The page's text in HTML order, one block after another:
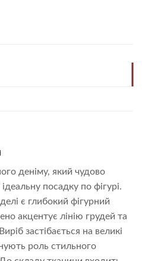
деніму, який чудово
посадку по фігурі.
є глибокий фігурний
акцентує лінію грудей та
застібається на великі
роль стильного